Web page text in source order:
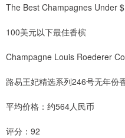
The Best Champagnes Under
100美元以下最佳香槟
Champagne Louis Roederer
路易王妃精选系列246号无年份
平均价格：约564人民币
评分：92